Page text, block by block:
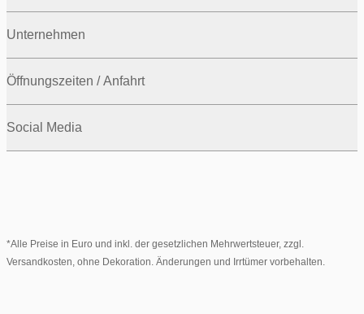
Unternehmen
Öffnungszeiten / Anfahrt
Social Media
*Alle Preise in Euro und inkl. der gesetzlichen Mehrwertsteuer, zzgl.
Versandkosten, ohne Dekoration. Änderungen und Irrtümer vorbehalten.